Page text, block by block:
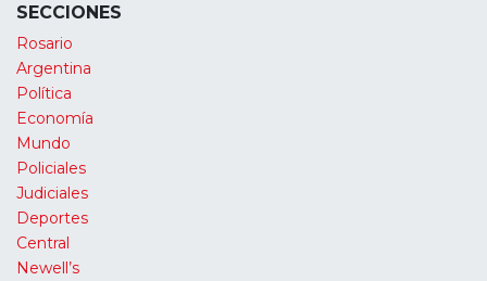
SECCIONES
Rosario
Argentina
Política
Economía
Mundo
Policiales
Judiciales
Deportes
Central
Newell’s